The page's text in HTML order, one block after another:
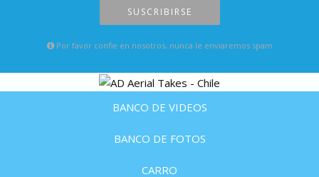
SUSCRIBIRSE
Por favor confie en nosotros, nunca le enviaremos spam
BANCO DE VIDEOS
BANCO DE FOTOS
CARRO